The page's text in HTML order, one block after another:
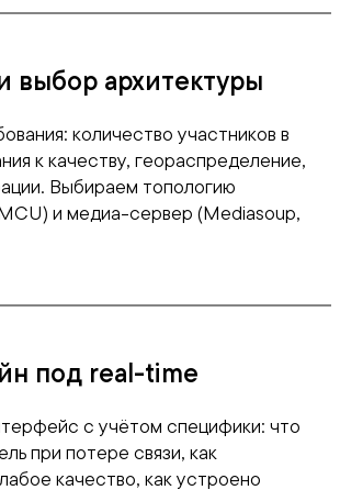
выбор архитектуры
количество участников в
к качеству, геораспределение,
Выбираем топологию
и медиа-сервер (Mediasoup,
под real-time
с учётом специфики: что
при потере связи, как
качество, как устроено